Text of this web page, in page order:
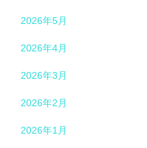
2026年5月
2026年4月
2026年3月
2026年2月
2026年1月